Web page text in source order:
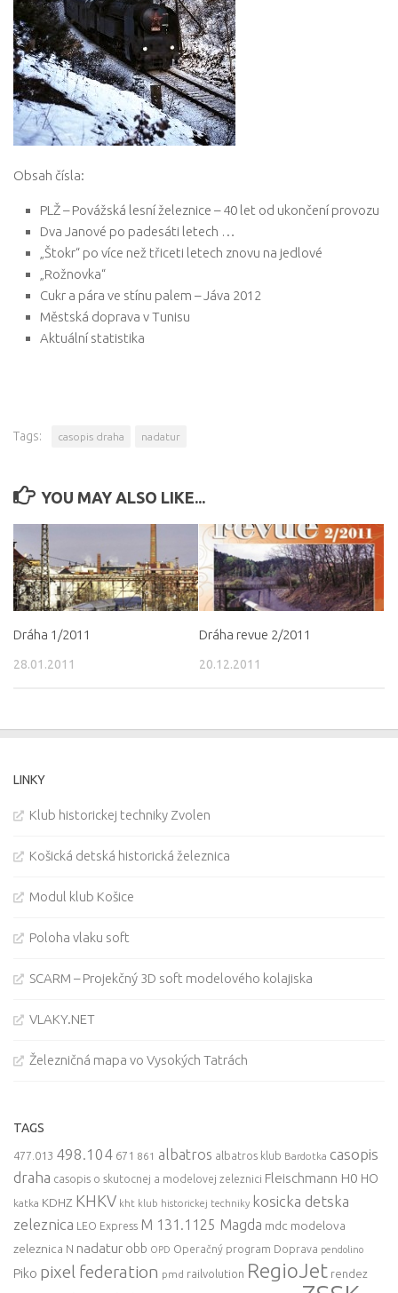
Obsah čísla:
PLŽ – Povážská lesní železnice – 40 let od ukončení provozu
Dva Janové po padesáti letech …
„Štokr“ po více než třiceti letech znovu na jedlové
„Rožnovka“
Cukr a pára ve stínu palem – Jáva 2012
Městská doprava v Tunisu
Aktuální statistika
Tags: casopis draha nadatur
YOU MAY ALSO LIKE...
Dráha 1/2011
28.01.2011
Dráha revue 2/2011
20.12.2011
LINKY
Klub historickej techniky Zvolen
Košická detská historická železnica
Modul klub Košice
Poloha vlaku soft
SCARM – Projekčný 3D soft modelového kolajiska
VLAKY.NET
Železničná mapa vo Vysokých Tatrách
TAGS
477.013 498.104 671 861 albatros albatros klub Bardotka casopis
draha casopis o skutocnej a modelovej zeleznici Fleischmann H0 HO
katka KDHZ KHKV kht klub historickej techniky kosicka detska
zeleznica
LEO Express M 131.1125 Magda mdc modelova
zeleznica N nadatur obb OPD Operačný program Doprava pendolino
Piko pixel federation pmd railvolution RegioJet rendez